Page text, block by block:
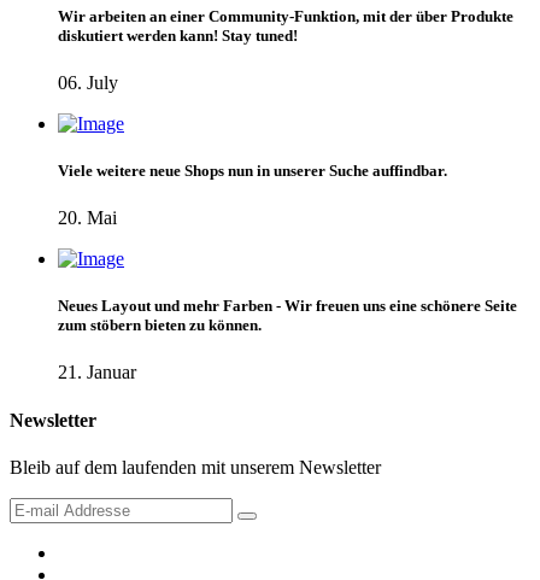
Wir arbeiten an einer Community-Funktion, mit der über Produkte
diskutiert werden kann! Stay tuned!
06. July
Viele weitere neue Shops nun in unserer Suche auffindbar.
20. Mai
Neues Layout und mehr Farben - Wir freuen uns eine schönere Seite
zum stöbern bieten zu können.
21. Januar
Newsletter
Bleib auf dem laufenden mit unserem Newsletter